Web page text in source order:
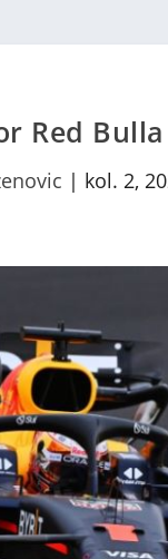
Red
| kol. 2,